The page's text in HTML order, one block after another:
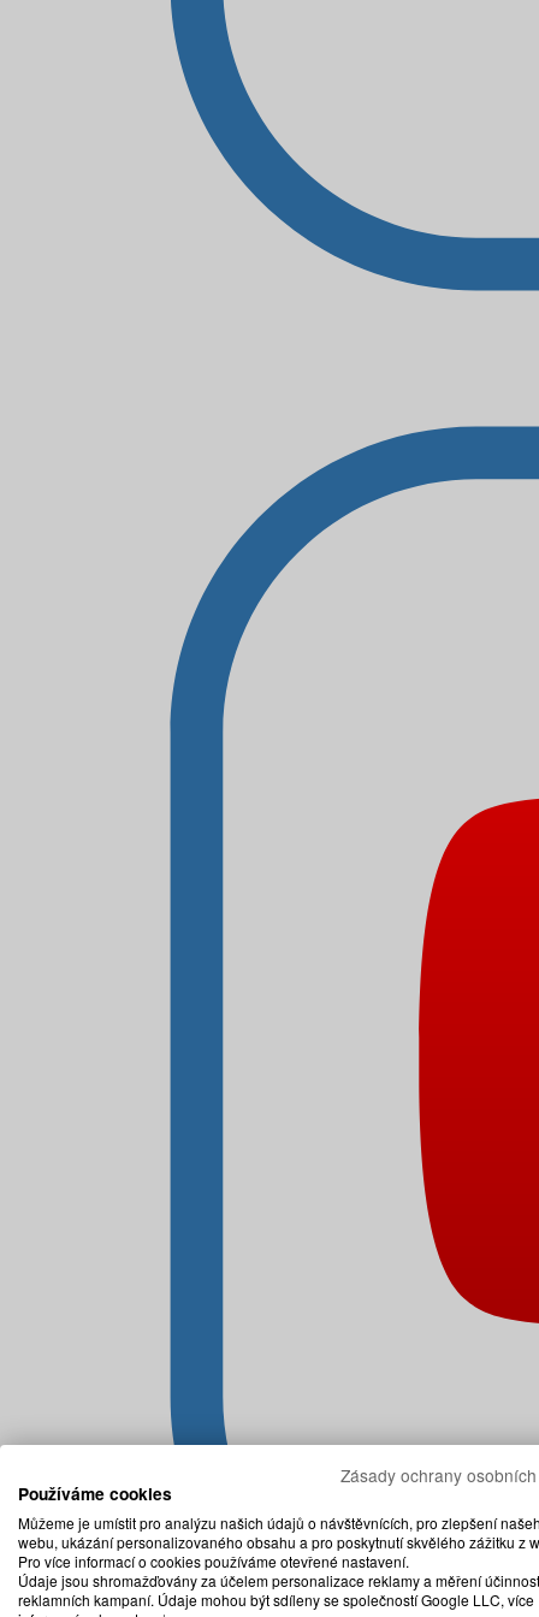
Zásady ochrany
Používáme cookies
Můžeme je umístit pro analýzu našich údajů o návštěvnících, pro zlepšení
webu, ukázání personalizovaného obsahu a pro poskytnutí skvělého zážitku z
Pro více informací o cookies používáme otevřené nastavení.
Údaje jsou shromažďovány za účelem personalizace reklamy a měření
reklamních kampaní. Údaje mohou být sdíleny se společností Google LLC, více